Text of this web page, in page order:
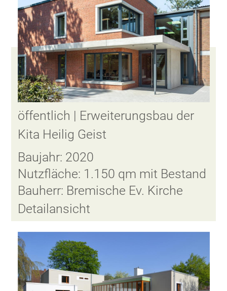
öffentlich | Erweiterungsbau der
Kita Heilig Geist
Baujahr: 2020
Nutzfläche: 1.150 qm mit Bestand
Bauherr: Bremische Ev. Kirche
Detailansicht